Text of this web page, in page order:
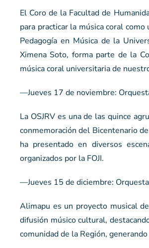
El Coro de la Facultad de
para practicar la música coral
Pedagogía en Música de la
Ximena Soto, forma parte de la
música coral universitaria de
—Jueves 17 de noviembre:
La OSJRV es una de las quince
conmemoración del Bicentenario
ha presentado en diversos
organizados por la FOJI.
—Jueves 15 de diciembre:
Alimapu es un proyecto musical
difusión músico cultural,
comunidad de la Región,